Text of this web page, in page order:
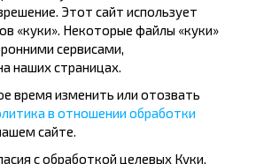
Подписаться
Этот сайт использует
«куки». Некоторые файлы «куки»
сервисами,
наших страницах.
время изменить или отозвать
в отношении обработки
сайте.
с обработкой целевых Куки,